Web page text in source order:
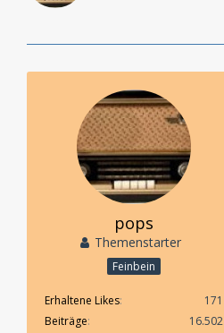
pops
Themenstarter
Feinbein
Erhaltene Likes
171
Beiträge
16.502